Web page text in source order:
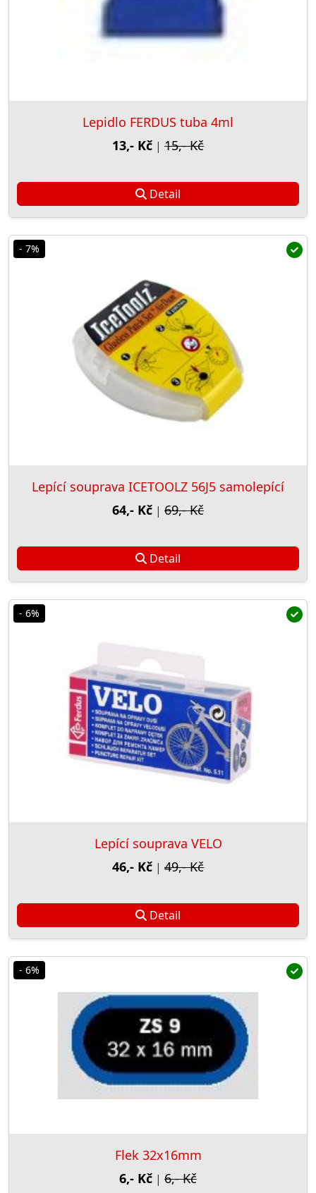
Lepidlo FERDUS tuba 4ml
13,- Kč | 15,- Kč
Detail
- 7%
Lepící souprava ICETOOLZ 56J5 samolepící
64,- Kč | 69,- Kč
Detail
- 6%
Lepící souprava VELO
46,- Kč | 49,- Kč
Detail
- 6%
Flek 32x16mm
6,- Kč | 6,- Kč